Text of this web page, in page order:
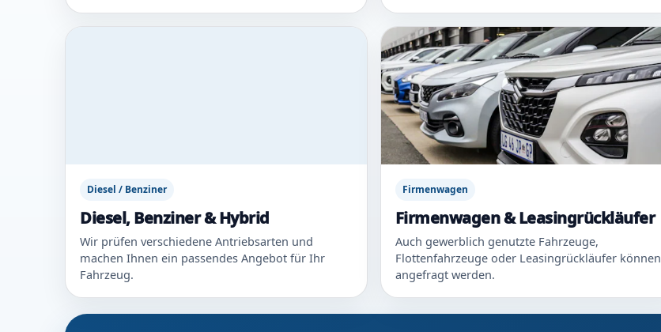
Diesel / Benziner
Diesel, Benziner & Hybrid
Wir prüfen verschiedene Antriebsarten und
machen Ihnen ein passendes Angebot für Ihr
Fahrzeug.
Firmenwagen
Firmenwagen & Leasingrückläufer
Auch gewerblich genutzte Fahrzeuge,
Flottenfahrzeuge oder Leasingrückläufer können
angefragt werden.